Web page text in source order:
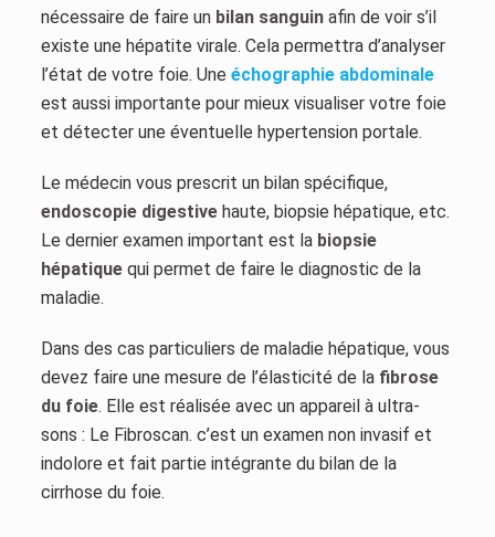
nécessaire de faire un bilan sanguinafin de voir s’il
existe une hépatite virale. Cela permettra d’analyser
l’état de votre foie. Une échographie abdominale
est aussi importante pour mieux visualiser votre foie
et détecter une éventuelle hypertension portale.
Le médecin vous prescrit un bilan spécifique,
endoscopie digestivehaute, biopsie hépatique, etc.
Le dernier examen important est la biopsie
hépatiquequi permet de faire le diagnostic de la
maladie.
Dans des cas particuliers de maladie hépatique, vous
devez faire une mesure de l’élasticité de la fibrose
du foie. Elle est réalisée avec un appareil à ultra-
sons : Le Fibroscan. c’est un examen non invasif et
indolore et fait partie intégrante du bilan de la
cirrhose du foie.